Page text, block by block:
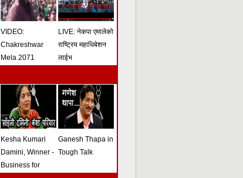
VIDEO:
Chakreshwar
Mela 2071
LIVE: नेकपा एमालेको
राष्ट्रिय महाधिबेशन
लाईभ
Kesha Kumari
Damini, Winner -
Business for
Ganesh Thapa in
Tough Talk